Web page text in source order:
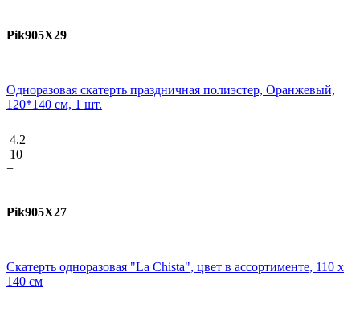
Pik905X29
Одноразовая скатерть праздничная полиэстер, Оранжевый,
120*140 см, 1 шт.
4.2
10
+
Pik905X27
Скатерть одноразовая "La Chista", цвет в ассортименте, 110 x
140 см